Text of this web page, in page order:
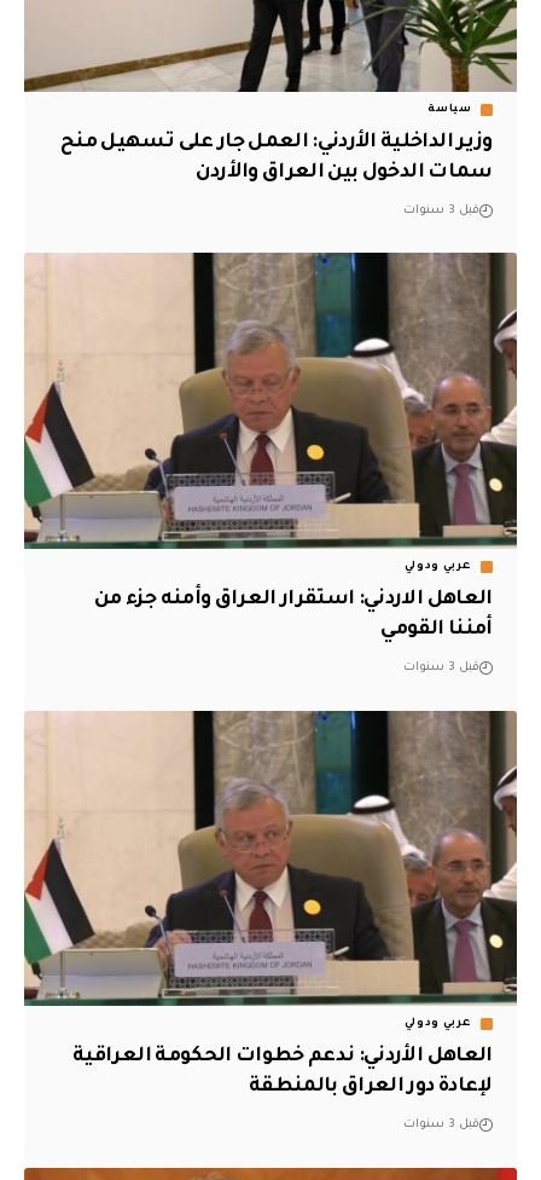
سياسة
وزير الداخلية الأردني: العمل جار على تسهيل منح
سمات الدخول بين العراق والأردن
قبل 3 سنوات
عربي ودولي
العاهل الاردني: استقرار العراق وأمنه جزء من
أمننا القومي
قبل 3 سنوات
عربي ودولي
العاهل الأردني: ندعم خطوات الحكومة العراقية
لإعادة دور العراق بالمنطقة
قبل 3 سنوات